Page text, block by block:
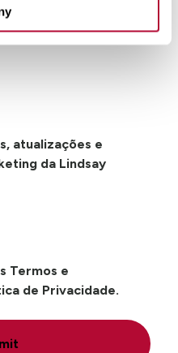
de irrigação
atualizações e
da Lindsay
Termos e
de Privacidade.